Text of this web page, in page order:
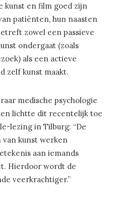
kunst en film goed zijn
patiënten, hun naasten
zowel een passieve
ondergaat (zoals
als een actieve
zelf kunst maakt.
medische psychologie
lichtte dit recentelijk toe
lezing in Tilburg: “De
van kunst werken
aan iemands
Hierdoor wordt de
veerkrachtiger.”